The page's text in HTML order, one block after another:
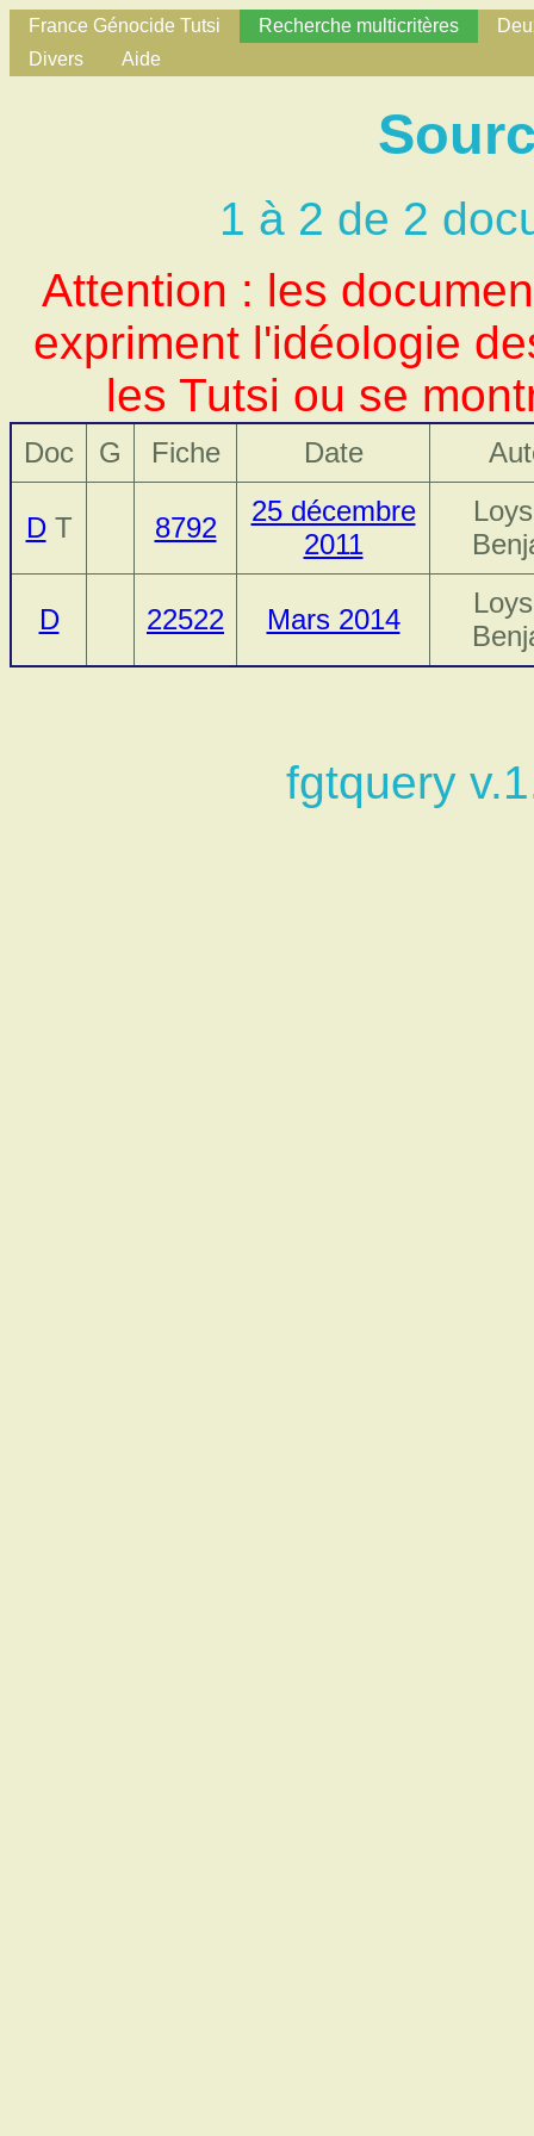
France Génocide Tutsi Recherche multicritères
Divers
Aide
1 à 2 de 2
Attention : les
expriment l'idéologie
les Tutsi ou se
Doc G Fiche Date
DT 8792
25 décembre
2011
D 22522 Mars 2014
fgtquery